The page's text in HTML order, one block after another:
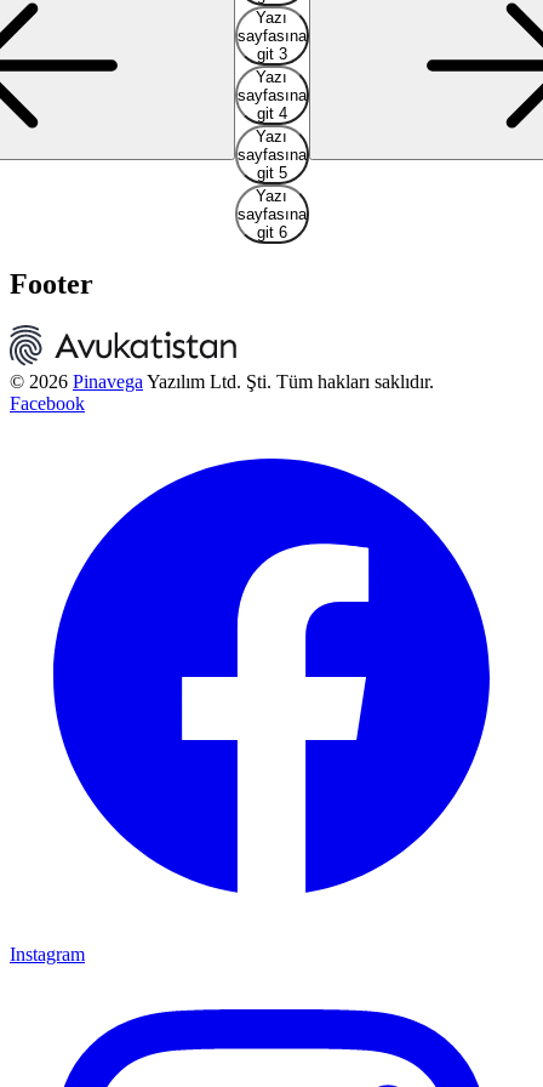
Yazı
sayfasına
git 3
Yazı
sayfasına
git 4
Yazı
sayfasına
git 5
Yazı
sayfasına
git 6
Footer
© 2026 Pinavega Yazılım Ltd. Şti. Tüm hakları saklıdır.
Facebook
Instagram